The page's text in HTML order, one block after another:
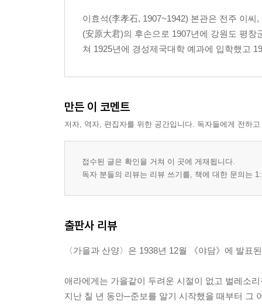
이효석(李孝石, 1907~1942) 본관은 전주 이
(安原大君)의 후손으로 1907년에 강원도 평
쳐 1925년에 경성제국대학 예과에 입학했고
만든 이 코멘트
저자, 역자, 편집자를 위한 공간입니다. 독자들에게 전하
접수된 글은 확인을 거쳐 이 곳에 게재됩니다.
독자 분들의 리뷰는 리뷰 쓰기를, 책에 대한 문의는
출판사 리뷰
〈가을과 산양〉은 1938년 12월 《야담》에 발표
애라에게는 가을같이 두려운 시절이 없고 벌레소
지난 칠 년 동안─준보를 알기 시작했을 때부터 그